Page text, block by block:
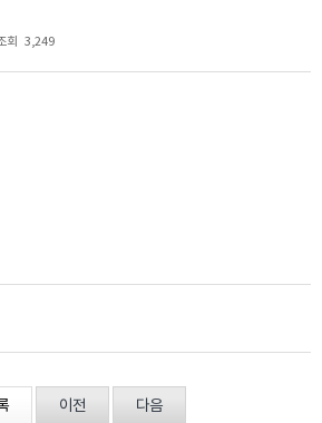
회 3,249
이전 다음